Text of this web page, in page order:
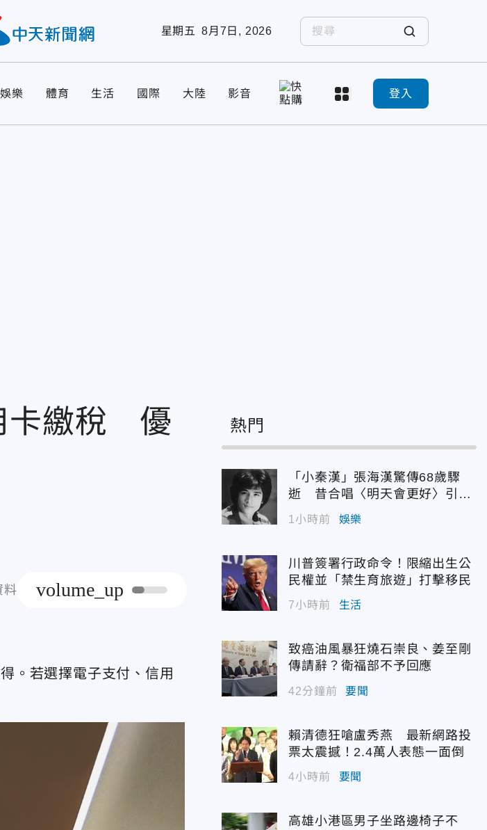
星期五 8月7日, 2026
娛樂 體育 生活 國際 大陸 影音 登入
卡繳稅 優
料 volume_up
。若選擇電子支付、信用
熱門
「小秦漢」張海漢驚傳68歲驟
逝 昔合唱〈明天會更好〉引追
憶
1小時前 娛樂
川普簽署行政命令！限縮出生公
民權並「禁生育旅遊」打擊移民
7小時前 生活
致癌油風暴狂燒石崇良、姜至剛
傳請辭？衛福部不予回應
42分鐘前 要聞
賴清德狂嗆盧秀燕 最新網路投
票太震撼！2.4萬人表態一面倒
4小時前 要聞
高雄小港區男子坐路邊椅子不